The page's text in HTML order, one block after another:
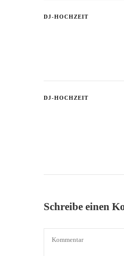
DJ-HOCHZEIT
DJ-HOCHZEIT
Schreibe einen